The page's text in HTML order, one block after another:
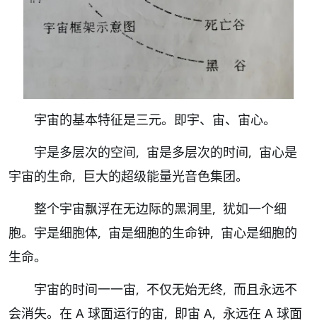
宇宙的基本特征是三元。即宇、宙、宙心。
宇是多层次的空间, 宙是多层次的时间, 宙心是
宇宙的生命, 巨大的超级能量光音色集团。
整个宇宙飘浮在无边际的黑洞里, 犹如一个细
胞。宇是细胞体, 宙是细胞的生命钟, 宙心是细胞的
生命。
宇宙的时间一一宙, 不仅无始无终, 而且永远不
会消失。在 A 球面运行的宙, 即宙 A, 永远在 A 球面